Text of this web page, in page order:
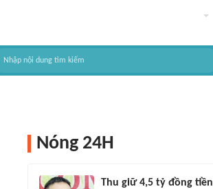
Nóng 24H
Thu giữ 4,5 tỷ đồng tiền